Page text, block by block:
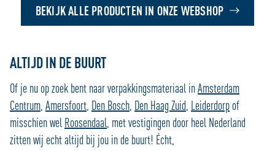
BEKIJK ALLE PRODUCTEN IN ONZE WEBSHOP
ALTIJD IN DE BUURT
Of je nu op zoek bent naar verpakkingsmateriaal inAmsterdam
Centrum, Amersfoort, Den Bosch, Den Haag Zuid, Leiderdorpof
misschien wel Roosendaal, met vestigingen door heel Nederland
zitten wij echt altijd bij jou in de buurt! Écht,